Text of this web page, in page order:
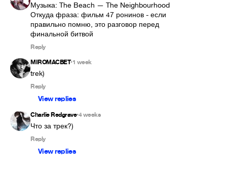
Музыка: The Beach — The Neighbourhood
Откуда фраза: фильм 47 ронинов - если
правильно помню, это разговор перед
финальной битвой
Reply
MIROMACBET•1 week
trek)
Reply
View replies
Charlie Redgrave•4 weeks
Что за трек?)
Reply
View replies